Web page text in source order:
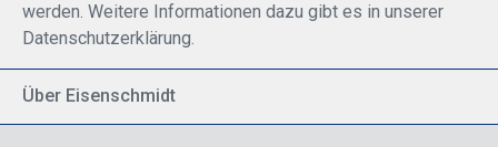
werden. Weitere Informationen dazu gibt es in unserer
Datenschutzerklärung.
Über Eisenschmidt